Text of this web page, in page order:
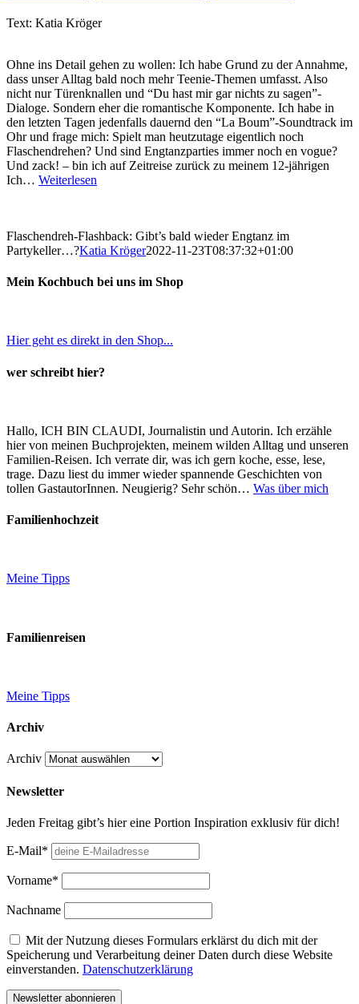
Text: Katia Kröger
Ohne ins Detail gehen zu wollen: Ich habe Grund zu der Annahme,
dass unser Alltag bald noch mehr Teenie-Themen umfasst. Also
nicht nur Türenknallen und “Du hast mir gar nichts zu sagen”-
Dialoge. Sondern eher die romantische Komponente. Ich habe in
den letzten Tagen jedenfalls dauernd den “La Boum”-Soundtrack im
Ohr und frage mich: Spielt man heutzutage eigentlich noch
Flaschendrehen? Und sind Engtanzparties immer noch en vogue?
Und zack! – bin ich auf Zeitreise zurück zu meinem 12-jährigen
Ich… Weiterlesen
Flaschendreh-Flashback: Gibt’s bald wieder Engtanz im
Partykeller…?Katia Kröger2022-11-23T08:37:32+01:00
Mein Kochbuch bei uns im Shop
Hier geht es direkt in den Shop...
wer schreibt hier?
Hallo, ICH BIN CLAUDI, Journalistin und Autorin. Ich erzähle
hier von meinen Buchprojekten, meinem wilden Alltag und unseren
Familien-Reisen. Ich verrate dir, was ich gern koche, esse, lese,
trage. Dazu liest du immer wieder spannende Geschichten von
tollen GastautorInnen. Neugierig? Sehr schön… Was über mich
Familienhochzeit
Meine Tipps
Familienreisen
Meine Tipps
Archiv
Archiv
Newsletter
Jeden Freitag gibt’s hier eine Portion Inspiration exklusiv für dich!
E-Mail*
Vorname*
Nachname
Mit der Nutzung dieses Formulars erklärst du dich mit der
Speicherung und Verarbeitung deiner Daten durch diese Website
einverstanden. Datenschutzerklärung